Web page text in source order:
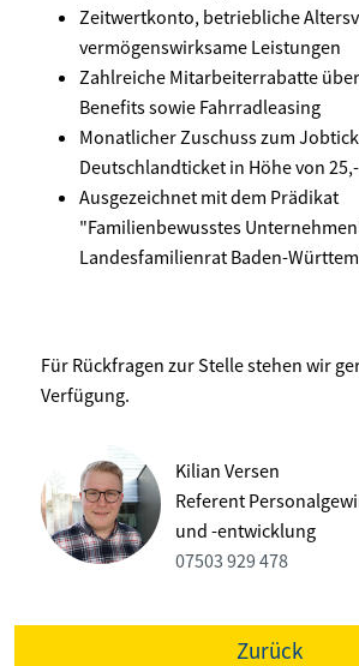
Zeitwertkonto, betriebliche
vermögenswirksame Leistungen
Zahlreiche Mitarbeiterrabatte
Benefits sowie Fahrradleasing
Monatlicher Zuschuss zum
Deutschlandticket in Höhe von
Ausgezeichnet mit dem Prädikat
"Familienbewusstes
Landesfamilienrat Baden-
Für Rückfragen zur Stelle stehen wir
Verfügung.
Kilian Versen
Referent
und -entwicklung
07503 929 478
Zurück